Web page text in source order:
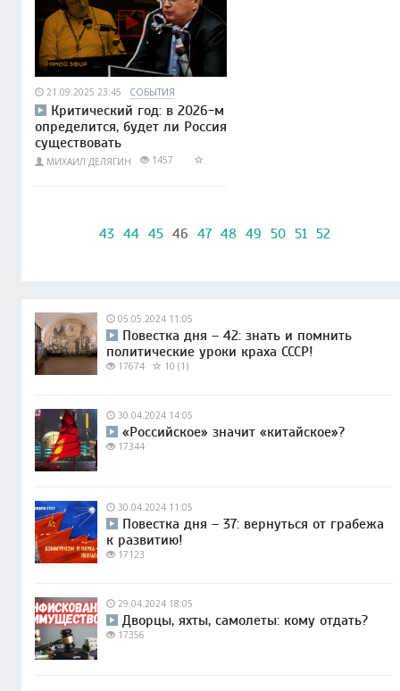
21.09.2025 23:45 СОБЫТИЯ
Критический год: в 2026-м
определится, будет ли Россия
существовать
МИХАИЛ ДЕЛЯГИН 1457
43 44 45 46 47 48 49 50 51 52
05.05.2024 11:05
Повестка дня – 42: знать и помнить
политические уроки краха СССР!
17674 10 (1)
30.04.2024 14:05
«Российское» значит «китайское»?
17344
30.04.2024 11:05
Повестка дня – 37: вернуться от грабежа
к развитию!
17123
29.04.2024 18:05
Дворцы, яхты, самолеты: кому отдать?
17356